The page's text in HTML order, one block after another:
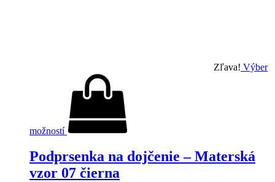
Zľava! Výber
možností
Podprsenka na dojčenie – Materská
vzor 07 čierna